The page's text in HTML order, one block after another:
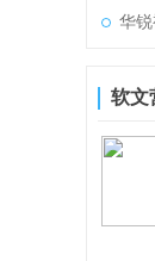
华
软文